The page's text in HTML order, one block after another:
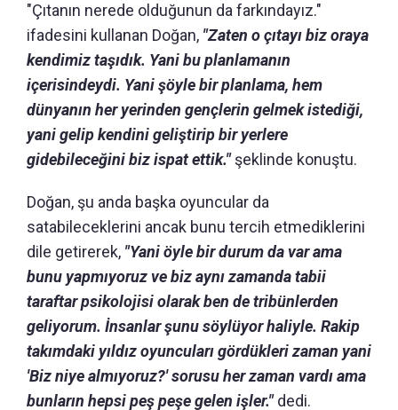
"Çıtanın nerede olduğunun da farkındayız."
ifadesini kullanan Doğan, "Zaten o çıtayı biz oraya
kendimiz taşıdık. Yani bu planlamanın
içerisindeydi. Yani şöyle bir planlama, hem
dünyanın her yerinden gençlerin gelmek istediği,
yani gelip kendini geliştirip bir yerlere
gidebileceğini biz ispat ettik."şeklinde konuştu.
Doğan, şu anda başka oyuncular da
satabileceklerini ancak bunu tercih etmediklerini
dile getirerek, "Yani öyle bir durum da var ama
bunu yapmıyoruz ve biz aynı zamanda tabii
taraftar psikolojisi olarak ben de tribünlerden
geliyorum. İnsanlar şunu söylüyor haliyle. Rakip
takımdaki yıldız oyuncuları gördükleri zaman yani
'Biz niye almıyoruz?' sorusu her zaman vardı ama
bunların hepsi peş peşe gelen işler."dedi.